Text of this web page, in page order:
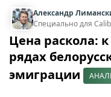
Александр
Специально для
Цена раскола:
рядах
эмиграции